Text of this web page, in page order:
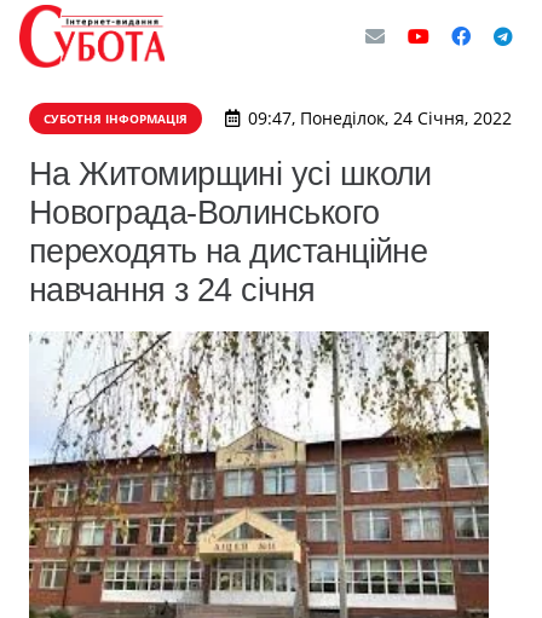
СУБОТНЯ ІНФОРМАЦІЯ 09:47, Понеділок, 24 Січня, 2022
На Житомирщині усі школи
Новограда-Волинського
переходять на дистанційне
навчання з 24 січня